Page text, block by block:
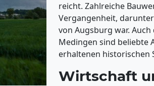
reicht. Zahlreiche
Vergangenheit,
von Augsburg war.
Medingen sind beliebte
erhaltenen historischen
Wirtschaft